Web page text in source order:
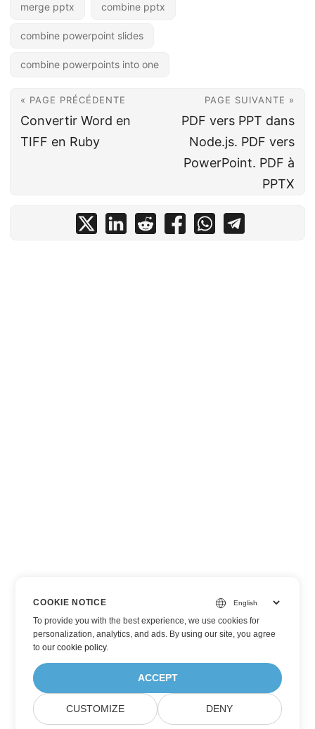
merge pptx combine pptx
combine powerpoint slides
combine powerpoints into one
« PAGE PRÉCÉDENTE
Convertir Word en
TIFF en Ruby
PAGE SUIVANTE »
PDF vers PPT dans
Node.js. PDF vers
PowerPoint. PDF à
PPTX
COOKIE NOTICE
To provide you with the best experience, we use cookies for
personalization, analytics, and ads. By using our site, you agree
toour cookie policy.
ACCEPT
CUSTOMIZE DENY